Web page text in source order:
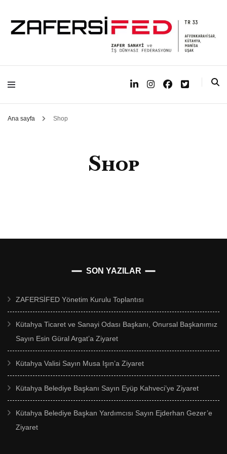
Zafer Sanayi ve İş
Dünyası
Federasyonu
Zafer Sanayi ve İş Dünyası Federasyonu
Ana sayfa Shop
Shop
SON YAZILAR
ZAFERSİFED Yönetim Kurulu Toplantısı
Kütahya Ticaret ve Sanayi Odası Başkanı, Onursal Başkanımız
Sayın Esin Güral Argat’a Ziyaret
Kütahya Valisi Sayın Musa Işın’a Ziyaret
Kütahya Belediye Başkanı Sayın Eyüp Kahveci’ye Ziyaret
Kütahya Belediye Başkan Yardımcısı Sayın Ejderhan Gezer’e
Ziyaret